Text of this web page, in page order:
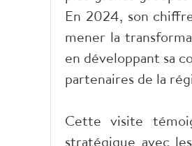
En 2024, son
mener la
en développant sa
partenaires de la
Cette visite
stratégique avec